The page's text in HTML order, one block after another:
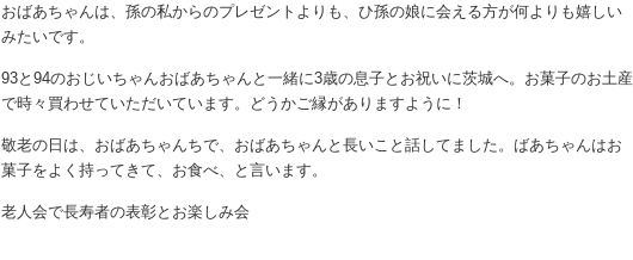
おばあちゃんは、孫の私からのプレゼントよりも、ひ孫の娘に会える方が何よりも嬉しい
みたいです。
93と94のおじいちゃんおばあちゃんと一緒に3歳の息子とお祝いに茨城へ。お菓子のお土産
で時々買わせていただいています。どうかご縁がありますように！
敬老の日は、おばあちゃんちで、おばあちゃんと長いこと話してました。ばあちゃんはお
菓子をよく持ってきて、お食べ、と言います。
老人会で長寿者の表彰とお楽しみ会